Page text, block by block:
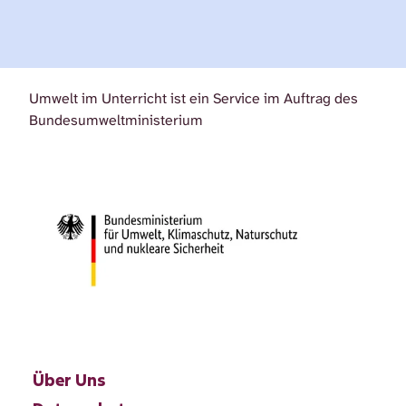
Umwelt im Unterricht ist ein Service im Auftrag des
Bundesumweltministerium
Über Uns